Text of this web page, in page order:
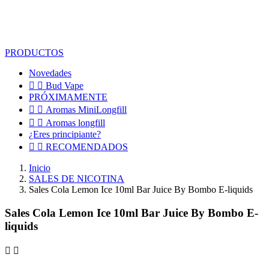
PRODUCTOS
Novedades
  Bud Vape
PRÓXIMAMENTE
  Aromas MiniLongfill
  Aromas longfill
¿Eres principiante?
  RECOMENDADOS
Inicio
SALES DE NICOTINA
Sales Cola Lemon Ice 10ml Bar Juice By Bombo E-liquids
Sales Cola Lemon Ice 10ml Bar Juice By Bombo E-
liquids
 